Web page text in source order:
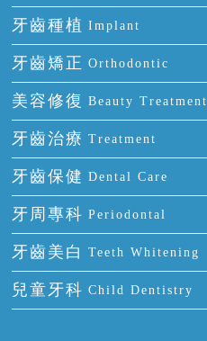
牙齒種植 Implant
種牙
單顆牙缺失
門牙缺失
多顆牙缺失
半口缺失
全口缺失
牙齒矯正 Orthodontic
隱形箍牙
前牙反頜
牙齒擁擠
牙齒前突
牙齒稀疏
美容修復 Beauty Treatment
全瓷牙
烤瓷牙
氟斑牙
四環素牙
活動假牙
牙貼面
牙齒治療 Treatment
補牙
智齒
根管治療
拔牙
牙痛
牙齒保健 Dental Care
正確刷牙
全國愛牙日
預防牙病
牙科通識
牙周專科 Periodontal
牙周炎
牙齦出血
牙齦炎
牙齒美白 Teeth Whitening
冷光美白
兒童牙科 Child Dentistry